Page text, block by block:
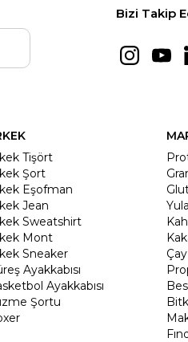
Bizi Takip
Tişört
Şort
Eşofman
Jean
Sweatshirt
Mont
Sneaker
Ayakkabısı
Ayakkabısı
Şortu
Çay